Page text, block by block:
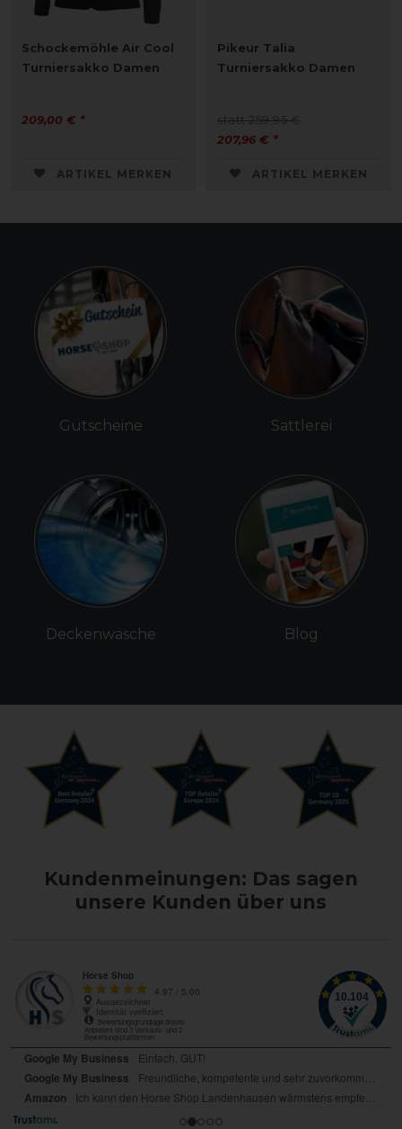
Schockemöhle Air Cool
Turniersakko Damen
209,00 € *
ARTIKEL MERKEN
Pikeur Talia
Turniersakko Damen
statt 259,95 €
207,96 € *
ARTIKEL MERKEN
Gutscheine
Deckenwäsche
Sattlerei
Blog
Kundenmeinungen: Das sagen
unsere Kunden über uns